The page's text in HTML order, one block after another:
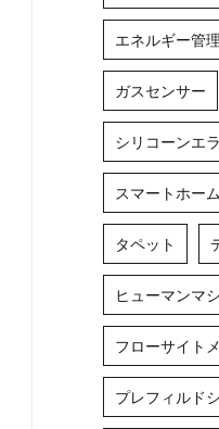
エネルギー管
ガスセンサー
シリコーンエ
スマートホーム
タペット
ヒューマンマ
フローサイト
プレフィルド